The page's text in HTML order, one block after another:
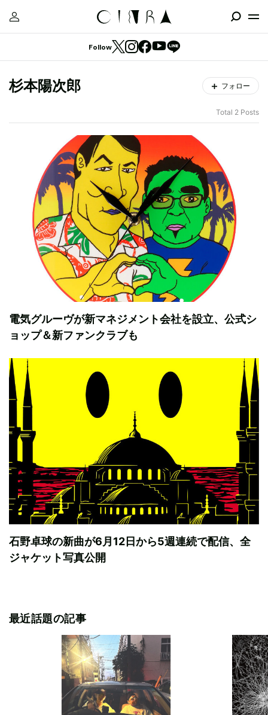
Follow
杉本陽次郎 フォロー
Total 2 Posts
電気グルーヴが新マネジメント会社を設立、公式シ
ョップ＆新ファンクラブも
石野卓球の新曲が6月12日から5週連続で配信、全
ジャケット写真公開
最近話題の記事